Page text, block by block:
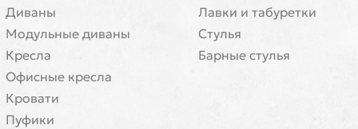
Диваны
Модульные диваны
Кресла
Офисные кресла
Кровати
Пуфики
Лавки и табуретки
Стулья
Барные стулья